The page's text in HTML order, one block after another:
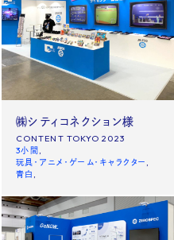
㈱シティコネクション様
CONTENT TOKYO 2023
3小間
玩具・アニメ・ゲーム・キャラクター
青白